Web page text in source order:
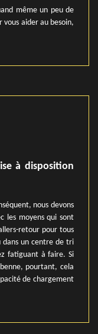
même un peu de
vous aider au besoin,
à disposition
nous devons
les moyens qui sont
retour pour tous
un centre de tri
fatiguant à faire. Si
pourtant, cela
de chargement